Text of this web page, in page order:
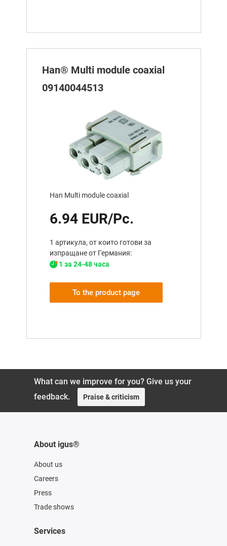
Han® Multi module coaxial
09140044513
Han Multi module coaxial
6.94 EUR/Pc.
1 артикула, от които готови за
изпращане от Германия:
1 за 24-48 часа
To the product page
What can we improve for you? Give us your
feedback.
Praise & criticism
About igus®
About us
Careers
Press
Trade shows
Services